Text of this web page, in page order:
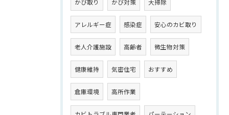
かび取り かび対策 大掃除
アレルギー症 感染症 安心のカビ取り
老人介護施設 高齢者 微生物対策
健康維持 気密住宅 おすすめ
倉庫環境 高所作業